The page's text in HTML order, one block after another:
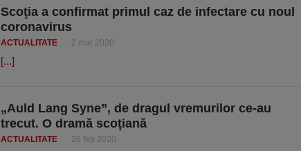
Scoţia a confirmat primul caz de infectare cu noul
coronavirus
ACTUALITATE 2 mar 2020
[...]
„Auld Lang Syne”, de dragul vremurilor ce-au
trecut. O dramă scoţiană
ACTUALITATE 26 feb 2020